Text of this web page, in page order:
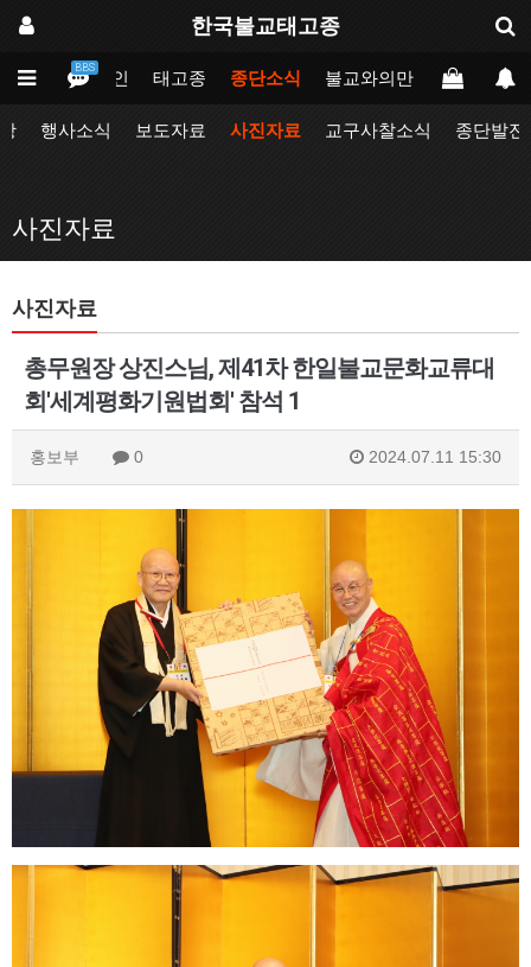
한국불교태고종
BBS
메인 태고종 종단소식 불교와의만남 업무포털
행사소식 보도자료 사진자료 교구사찰소식 종단발전
사진자료
사진자료
총무원장 상진스님, 제41차 한일불교문화교류대
회'세계평화기원법회' 참석 1
홍보부 0 2024.07.11 15:30